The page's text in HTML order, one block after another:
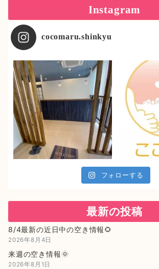
Instagram
cocomaru.shinkyu
フォローする
最新の投稿
8/4最新の近日中の空き情報🌻
2026年8月4日
来週の空き情報🌞
2026年8月1日